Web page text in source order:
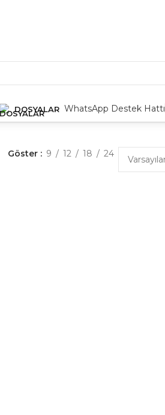
DOSYALAR WhatsApp Destek Hattı
Göster 9 12 18 24